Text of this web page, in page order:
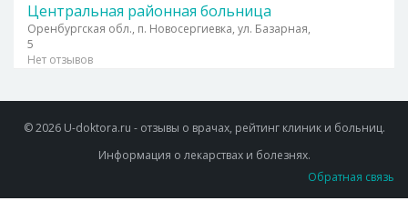
Центральная районная больница
Оренбургская обл., п. Новосергиевка, ул. Базарная,
5
Нет отзывов
© 2026 U-doktora.ru - отзывы о врачах, рейтинг клиник и больниц.
Информация о лекарствах и болезнях.
Обратная связь